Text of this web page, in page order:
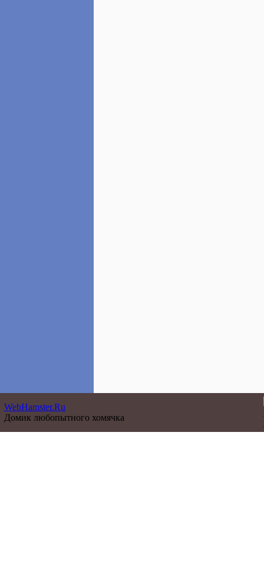
WebHamster.Ru
Домик любопытного хомячка